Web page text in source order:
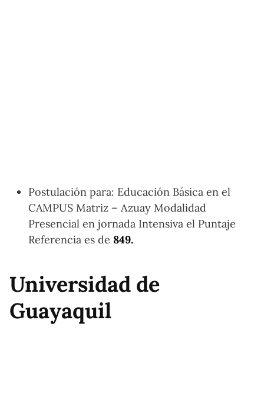
Postulación para: Educación Básica en el
CAMPUS Matriz – Azuay Modalidad
Presencial en jornada Intensiva el Puntaje
Referencia es de 849.
Universidad de
Guayaquil